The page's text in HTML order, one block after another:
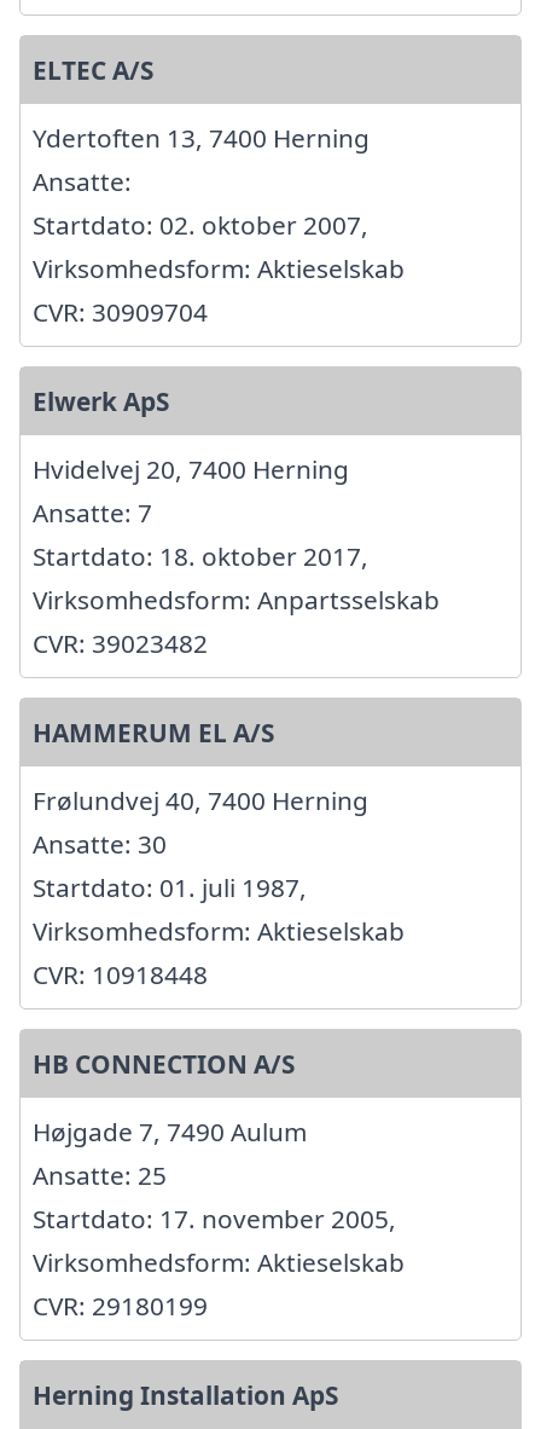
ELTEC A/S
Ydertoften 13, 7400 Herning
Ansatte:
Startdato: 02. oktober 2007,
Virksomhedsform: Aktieselskab
CVR: 30909704
Elwerk ApS
Hvidelvej 20, 7400 Herning
Ansatte: 7
Startdato: 18. oktober 2017,
Virksomhedsform: Anpartsselskab
CVR: 39023482
HAMMERUM EL A/S
Frølundvej 40, 7400 Herning
Ansatte: 30
Startdato: 01. juli 1987,
Virksomhedsform: Aktieselskab
CVR: 10918448
HB CONNECTION A/S
Højgade 7, 7490 Aulum
Ansatte: 25
Startdato: 17. november 2005,
Virksomhedsform: Aktieselskab
CVR: 29180199
Herning Installation ApS